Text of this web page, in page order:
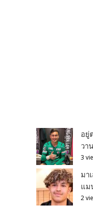
อยู่
วา
3
มา
แม
2